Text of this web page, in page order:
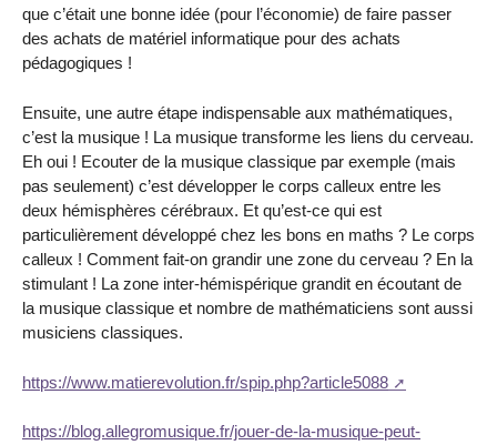
que c’était une bonne idée (pour l’économie) de faire passer
des achats de matériel informatique pour des achats
pédagogiques !
Ensuite, une autre étape indispensable aux mathématiques,
c’est la musique ! La musique transforme les liens du cerveau.
Eh oui ! Ecouter de la musique classique par exemple (mais
pas seulement) c’est développer le corps calleux entre les
deux hémisphères cérébraux. Et qu’est-ce qui est
particulièrement développé chez les bons en maths ? Le corps
calleux ! Comment fait-on grandir une zone du cerveau ? En la
stimulant ! La zone inter-hémispérique grandit en écoutant de
la musique classique et nombre de mathématiciens sont aussi
musiciens classiques.
https://www.matierevolution.fr/spip.php?article5088
https://blog.allegromusique.fr/jouer-de-la-musique-peut-